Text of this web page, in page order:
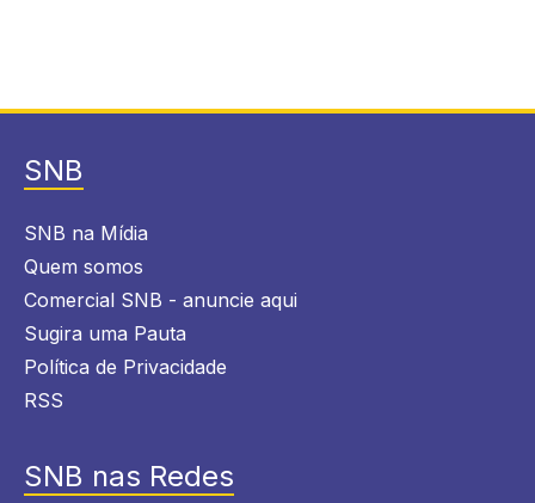
SNB
SNB na Mídia
Quem somos
Comercial SNB - anuncie aqui
Sugira uma Pauta
Política de Privacidade
RSS
SNB nas Redes